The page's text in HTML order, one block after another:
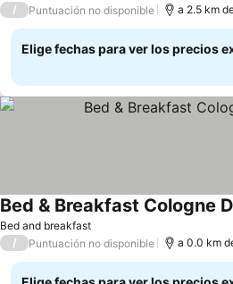
/ Puntuación no disponible a 2.5 km
Elige fechas para ver los precios
Bed and breakfast
Bed & Breakfast Cologne
/ Puntuación no disponible a 0.0 km